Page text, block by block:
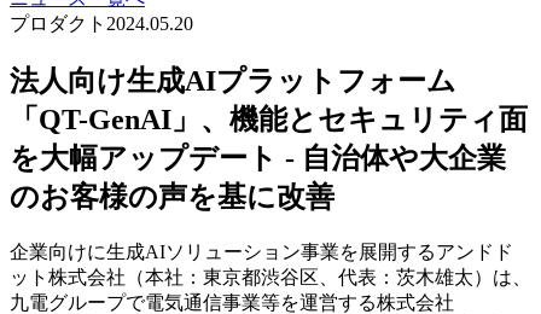
プロダクト 2024.05.20
法人向け生成AIプラットフォーム
「QT-GenAI」、機能とセキュリティ面
を大幅アップデート - 自治体や大企業
のお客様の声を基に改善
企業向けに生成AIソリューション事業を展開するアンドド
ット株式会社（本社：東京都渋谷区、代表：茨木雄太）は、
九電グループで電気通信事業等を運営する株式会社